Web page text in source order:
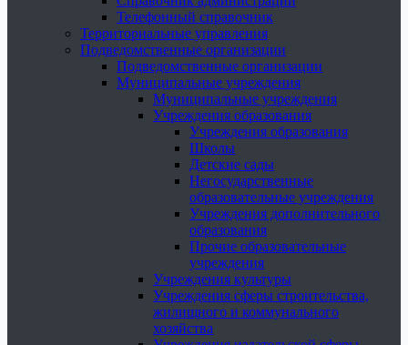
Телефонный справочник
Территориальные управления
Подведомственные организации
Подведомственные организации
Муниципальные учреждения
Муниципальные учреждения
Учреждения образования
Учреждения образования
Школы
Детские сады
Негосударственные
образовательные учреждения
Учреждения дополнительного
образования
Прочие образовательные
учреждения
Учреждения культуры
Учреждения сферы строительства,
жилищного и коммунального
хозяйства